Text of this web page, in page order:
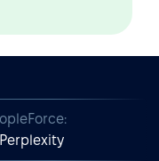
Perplexity